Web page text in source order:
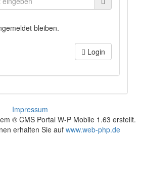
bleiben.
Login
Impressum
® CMS Portal W-P Mobile 1.63 erstellt.
erhalten Sie auf www.web-php.de